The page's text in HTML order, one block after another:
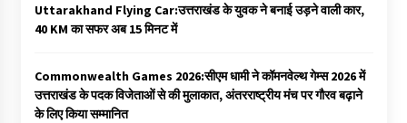
Uttarakhand Flying Car:उत्तराखंड के युवक ने बनाई उड़ने वाली कार,
40 KM का सफर अब 15 मिनट में
Commonwealth Games 2026:सीएम धामी ने कॉमनवेल्थ गेम्स 2026 में
उत्तराखंड के पदक विजेताओं से की मुलाकात, अंतरराष्ट्रीय मंच पर गौरव बढ़ाने
के लिए किया सम्मानित